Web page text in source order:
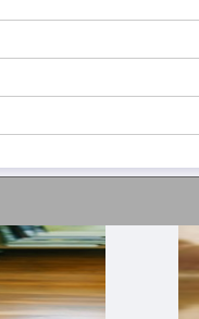
，钱虽不是万能的，
互相为难。